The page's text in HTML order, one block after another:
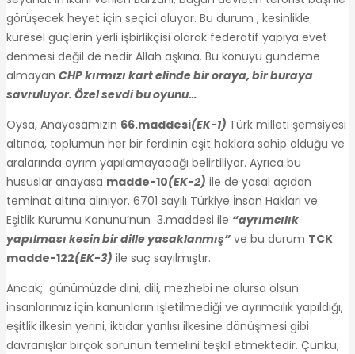
görüşecek heyet için seçici oluyor. Bu durum , kesinlikle
küresel güçlerin yerli işbirlikçisi olarak federatif yapıya evet
denmesi değil de nedir Allah aşkına. Bu konuyu gündeme
almayan CHP kırmızı kart elinde bir oraya, bir buraya
savruluyor. Özel sevdi bu oyunu…
Oysa, Anayasamızın 66.maddesi(EK-1) Türk milleti şemsiyesi
altında, toplumun her bir ferdinin eşit haklara sahip olduğu ve
aralarında ayrım yapılamayacağı belirtiliyor. Ayrıca bu
hususlar anayasa madde-10(EK-2) ile de yasal açıdan
teminat altına alınıyor. 6701 sayılı Türkiye İnsan Hakları ve
Eşitlik Kurumu Kanunu’nun 3.maddesi ile “ayrımcılık
yapılması kesin bir dille yasaklanmış” ve bu durum TCK
madde-122(EK-3) ile suç sayılmıştır.
Ancak; günümüzde dini, dili, mezhebi ne olursa olsun
insanlarımız için kanunların işletilmediği ve ayrımcılık yapıldığı,
eşitlik ilkesin yerini, iktidar yanlısı ilkesine dönüşmesi gibi
davranışlar birçok sorunun temelini teşkil etmektedir. Çünkü;